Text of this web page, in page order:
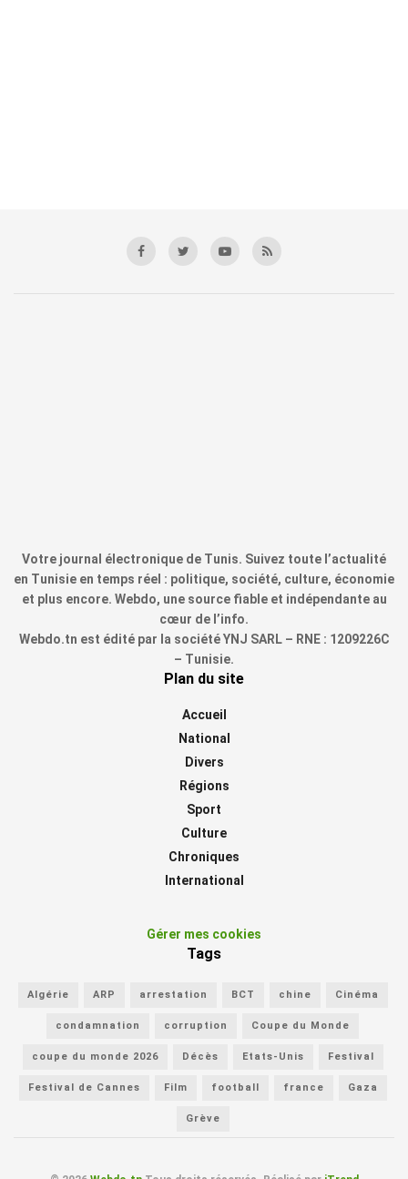
Votre journal électronique de Tunis. Suivez toute l’actualité
en Tunisie en temps réel : politique, société, culture, économie
et plus encore. Webdo, une source fiable et indépendante au
cœur de l’info.
Webdo.tn est édité par la société YNJ SARL – RNE : 1209226C
– Tunisie.
Plan du site
Accueil
National
Divers
Régions
Sport
Culture
Chroniques
International
Gérer mes cookies
Tags
Algérie ARP arrestation BCT chine Cinéma
condamnation corruption Coupe du Monde
coupe du monde 2026 Décès Etats-Unis Festival
Festival de Cannes Film football france Gaza
Grève